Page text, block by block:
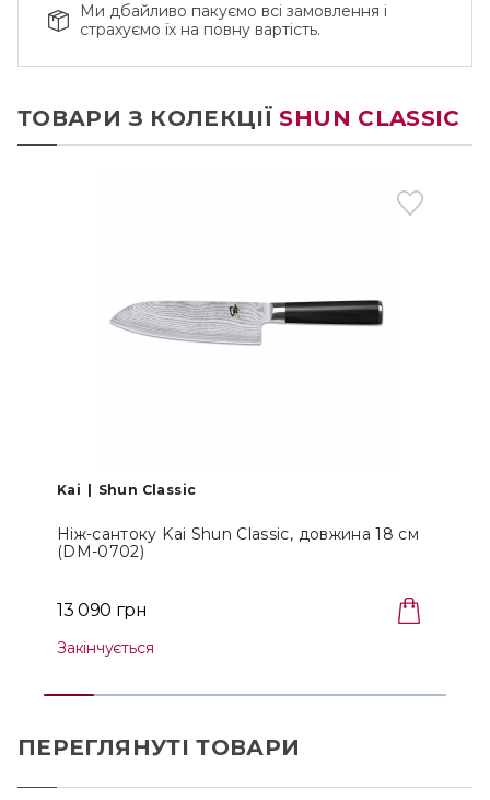
Ми дбайливо пакуємо всі замовлення і
страхуємо їх на повну вартість.
ТОВАРИ З КОЛЕКЦІЇSHUN CLASSIC
Kai Shun Classic
Ніж-сантоку Kai Shun Classic, довжина 18 см
(DM-0702)
13 090 грн
Закінчується
ПЕРЕГЛЯНУТІ ТОВАРИ